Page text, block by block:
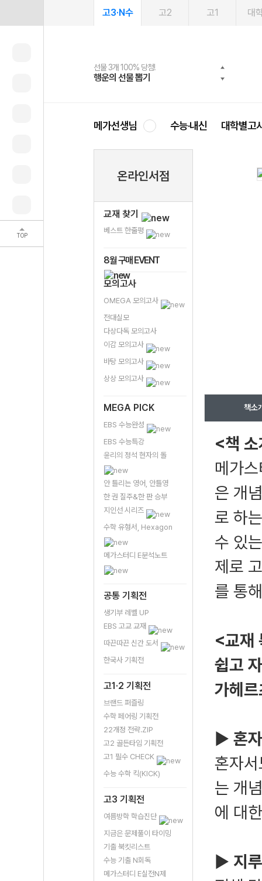
TOP
고3·N수 고2 고1 대
선물 3개 100% 당첨!
행운의 선물 뽑기
선물 100% 증정!
메가스터디 X 올리브
여름방학 스터디 캐시백
메가런 썸머스쿨
2027 러셀 단과
강사 공개선발
스마트러닝앱
설문 EVENT
메가패스
3일 무료 체험권
메가패스 수강생 무료혜택!
메가클럽 멤버십
사회공헌 캠페인
희망이룸 메가나눔
메가선생님 수능·내신 대학별고
온라인서점
교재 찾기
베스트 한줄평
8월 구매 EVENT
모의고사
OMEGA 모의고사
전대실모
다상다독 모의고사
이감 모의고사
바탕 모의고사
상상 모의고사
MEGA PICK
EBS 수능완성
EBS 수능특강
윤리의 정석 현자의 돌
안 틀리는 영어, 안틀영
한 권 질주&한 판 승부
지인선 시리즈
수학 유형서, Hexagon
메가스터디 E분석노트
공통 기획전
생기부 레벨 UP
EBS 고교 교재
따끈따끈 신간 도서
한국사 기획전
고1·2 기획전
브랜드 퍼즐링
수학 페어링 기획전
22개정 전략.ZIP
고2 골든타임 기획전
고1 필수 CHECK
수능 수학 킥(KICK)
고3 기획전
여름방학 학습진단
지금은 문제풀이 타이밍
기출 북킷리스트
수능 기출 N회독
메가스터디 E실전N제
책소
<책
메가
은 개
로 하
수 있
제로
를 통
<교재
쉽고
가헤
▶ 혼
혼자
는 개
에 대
▶ 지